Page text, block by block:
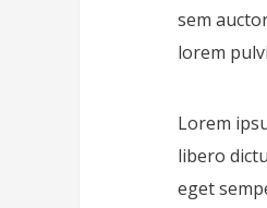
sem
lorem
Lorem
libero
eget